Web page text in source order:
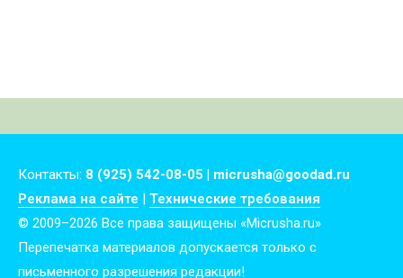
Контакты: 8 (925) 542-08-05 | micrusha@goodad.ru
Реклама на сайте | Технические требования
© 2009–2026 Все права защищены «Micrusha.ru»
Перепечатка материалов допускается только с
письменного разрешения редакции!